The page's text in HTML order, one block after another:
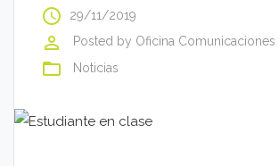
access_time 29/11/2019
perm_identity Posted by Oficina Comunicaciones
folder_open Noticias